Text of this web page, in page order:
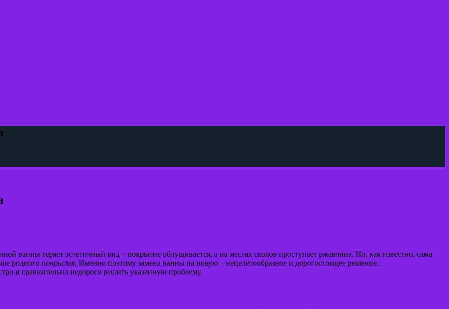
ванны теряет эстетичный вид – покрытие облущивается, а на местах сколов проступает ржавчина. Но, как известно, сама
родного покрытия. Именно поэтому замена ванны на новую – нецелесообразное и дорогостоящее решение.
и сравнительно недорого решить указанную проблему.